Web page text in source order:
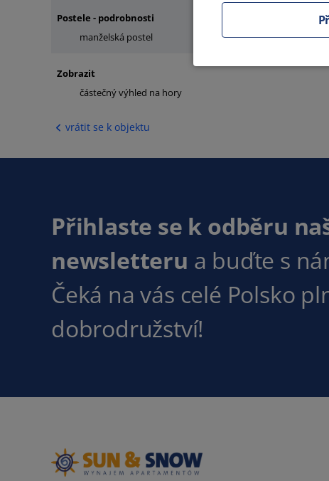
Postele - podrobnosti
manželská postel
Zobrazit
částečný výhled na hory
vrátit se k objektu
Přihlaste se k odběru
newsletteru a buďte s
Čeká na vás celé Polsko
dobrodružství!